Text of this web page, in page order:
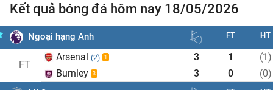
Kết quả bóng đá hôm nay 18/05/2026